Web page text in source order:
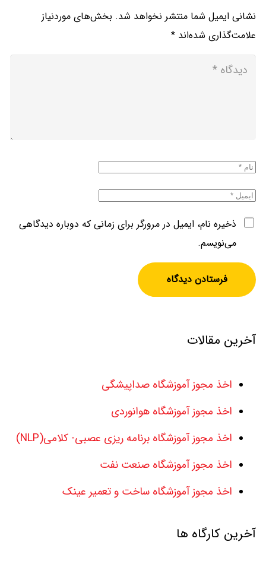
نشانی ایمیل شما منتشر نخواهد شد. بخش‌های موردنیاز
علامت‌گذاری شده‌اند *
ذخیره نام، ایمیل در مرورگر برای زمانی که دوباره دیدگاهی
می‌نویسم.
آخرین مقالات
اخذ مجوز آموزشگاه صداپیشگی
اخذ مجوز آموزشگاه هوانوردی
اخذ مجوز آموزشگاه برنامه ریزی عصبی- کلامی(NLP)
اخذ مجوز آموزشگاه صنعت نفت
اخذ مجوز آموزشگاه ساخت و تعمیر عینک
آخرین کارگاه ها